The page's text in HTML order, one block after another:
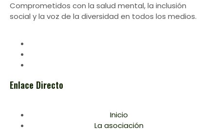
Comprometidos con la salud mental, la inclusión
social y la voz de la diversidad en todos los medios.
Enlace Directo
Inicio
La asociación